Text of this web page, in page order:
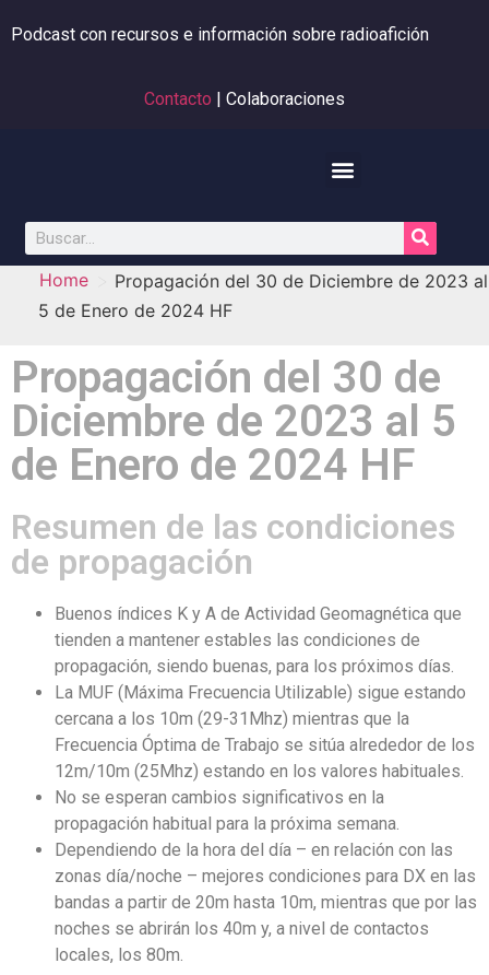
Podcast con recursos e información sobre radioafición
Contacto | Colaboraciones
Home
Propagación del 30 de Diciembre de 2023 al
5 de Enero de 2024 HF
Propagación del 30 de
Diciembre de 2023 al 5
de Enero de 2024 HF
Resumen de las condiciones
de propagación
Buenos índices K y A de Actividad Geomagnética que
tienden a mantener estables las condiciones de
propagación, siendo buenas, para los próximos días.
La MUF (Máxima Frecuencia Utilizable) sigue estando
cercana a los 10m (29-31Mhz) mientras que la
Frecuencia Óptima de Trabajo se sitúa alrededor de los
12m/10m (25Mhz) estando en los valores habituales.
No se esperan cambios significativos en la
propagación habitual para la próxima semana.
Dependiendo de la hora del día – en relación con las
zonas día/noche – mejores condiciones para DX en las
bandas a partir de 20m hasta 10m, mientras que por las
noches se abrirán los 40m y, a nivel de contactos
locales, los 80m.